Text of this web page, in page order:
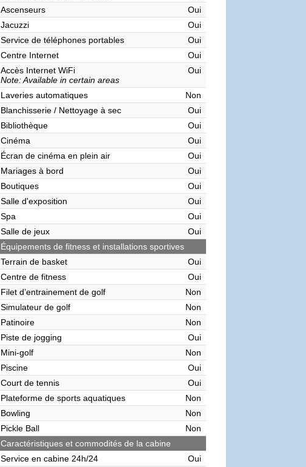
Ascenseurs
Oui
Jacuzzi
Oui
Service de téléphones portables
Oui
Centre Internet
Oui
Accès Internet WiFi
Note: Available in certain areas
Oui
Laveries automatiques
Non
Blanchisserie / Nettoyage à sec
Oui
Bibliothèque
Oui
Cinéma
Oui
Écran de cinéma en plein air
Oui
Mariages à bord
Oui
Boutiques
Oui
Salle d'exposition
Oui
Spa
Oui
Salle de jeux
Oui
Équipements de fitness et installations sportives
Terrain de basket
Oui
Centre de fitness
Oui
Filet d’entrainement de golf
Non
Simulateur de golf
Non
Patinoire
Non
Piste de jogging
Oui
Mini-golf
Non
Piscine
Oui
Court de tennis
Oui
Plateforme de sports aquatiques
Non
Bowling
Non
Pickle Ball
Non
Caractéristiques et commodités de la cabine
Service en cabine 24h/24
Oui